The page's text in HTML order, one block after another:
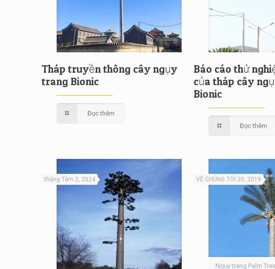
Tháp truyền thông cây ngụy
trang Bionic
Đọc thêm
Báo cáo thử
của tháp cây
Bionic
Đọc thêm
tháng Tám 2, 2024
Ngụy trang Palm
VỀ CHÚNG TÔI 20, 2019